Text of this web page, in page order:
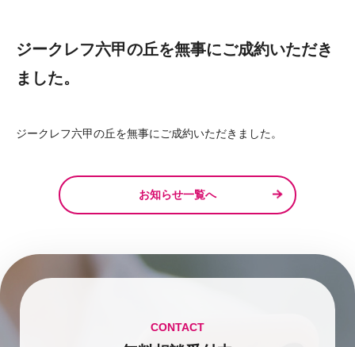
ジークレフ六甲の丘を無事にご成約いただき
ました。
ジークレフ六甲の丘を無事にご成約いただきました。
お知らせ一覧へ
CONTACT